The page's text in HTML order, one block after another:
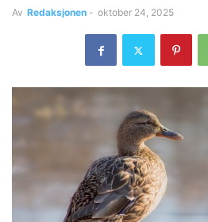
Av Redaksjonen - oktober 24, 2025